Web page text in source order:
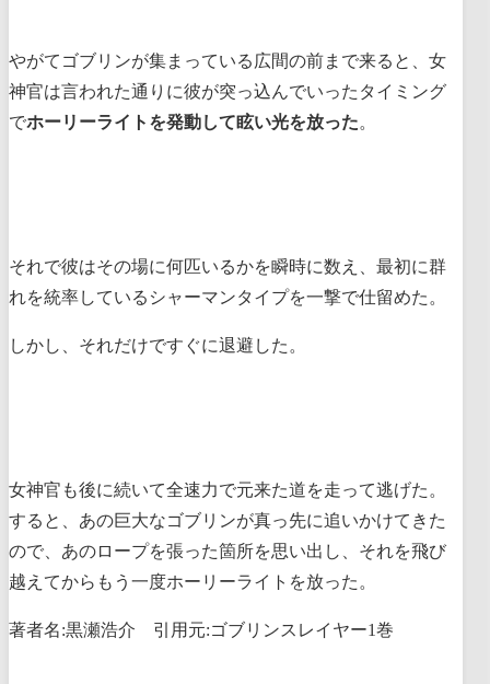
やがてゴブリンが集まっている広間の前まで来ると、女
神官は言われた通りに彼が突っ込んでいったタイミング
でホーリーライトを発動して眩い光を放った。
それで彼はその場に何匹いるかを瞬時に数え、最初に群
れを統率しているシャーマンタイプを一撃で仕留めた。
しかし、それだけですぐに退避した。
女神官も後に続いて全速力で元来た道を走って逃げた。
すると、あの巨大なゴブリンが真っ先に追いかけてきた
ので、あのロープを張った箇所を思い出し、それを飛び
越えてからもう一度ホーリーライトを放った。
著者名:黒瀬浩介 引用元:ゴブリンスレイヤー1巻